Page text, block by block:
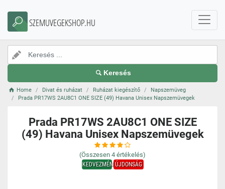
SZEMUVEGEKSHOP.HU
Keresés
Home Divat és ruházat Ruházat kiegészítő
Napszemüveg
Prada PR17WS 2AU8C1 ONE SIZE (49) Havana Unisex Napszemüvegek
Prada PR17WS 2AU8C1 ONE SIZE
(49) Havana Unisex Napszemüvegek
(Összesen 4 értékelés)
KEDVEZMÉNYÚJDONSÁG